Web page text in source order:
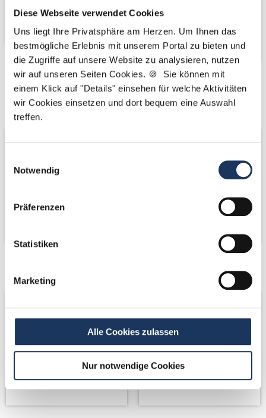
Diese Webseite verwendet Cookies
Uns liegt Ihre Privatsphäre am Herzen. Um Ihnen das
bestmögliche Erlebnis mit unserem Portal zu bieten und
die Zugriffe auf unsere Website zu analysieren, nutzen
wir auf unseren Seiten Cookies. 🍪 Sie können mit
einem Klick auf "Details" einsehen für welche Aktivitäten
wir Cookies einsetzen und dort bequem eine Auswahl
treffen.
Notwendig
Präferenzen
Statistiken
Marketing
Alle Cookies zulassen
Nur notwendige Cookies
Kooperations-
Partner
Kooperations-
Partner
Netzwerk-Partner